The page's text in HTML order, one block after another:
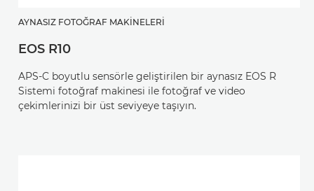
AYNASIZ FOTOĞRAF MAKINELERI
EOS R10
APS-C boyutlu sensörle geliştirilen bir aynasız EOS R
Sistemi fotoğraf makinesi ile fotoğraf ve video
çekimlerinizi bir üst seviyeye taşıyın.